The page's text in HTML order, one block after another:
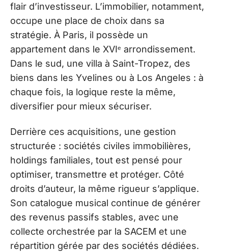
flair d’investisseur. L’immobilier, notamment,
occupe une place de choix dans sa
stratégie. À Paris, il possède un
appartement dans le XVIᵉ arrondissement.
Dans le sud, une villa à Saint-Tropez, des
biens dans les Yvelines ou à Los Angeles : à
chaque fois, la logique reste la même,
diversifier pour mieux sécuriser.
Derrière ces acquisitions, une gestion
structurée : sociétés civiles immobilières,
holdings familiales, tout est pensé pour
optimiser, transmettre et protéger. Côté
droits d’auteur, la même rigueur s’applique.
Son catalogue musical continue de générer
des revenus passifs stables, avec une
collecte orchestrée par la SACEM et une
répartition gérée par des sociétés dédiées.